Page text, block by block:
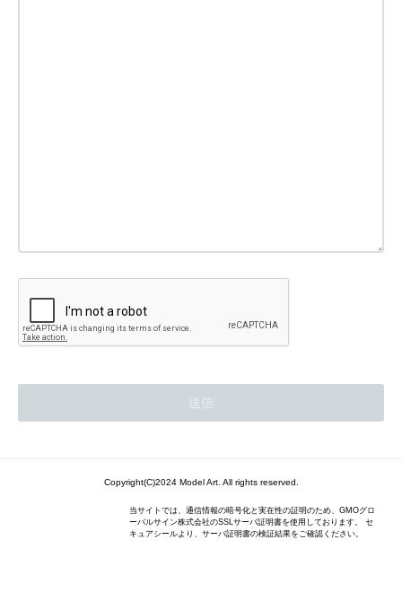
Copyright(C)2024 Model Art. All rights reserved.
当サイトでは、通信情報の暗号化と実在性の証明のため、GMOグロ
ーバルサイン株式会社のSSLサーバ証明書を使用しております。 セ
キュアシールより、サーバ証明書の検証結果をご確認ください。